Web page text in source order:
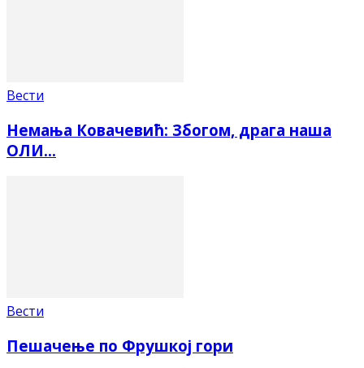
Вести
Немања Ковачевић: Збогом, драга наша
ОЛИ…
Вести
Пешачење по Фрушкој гори